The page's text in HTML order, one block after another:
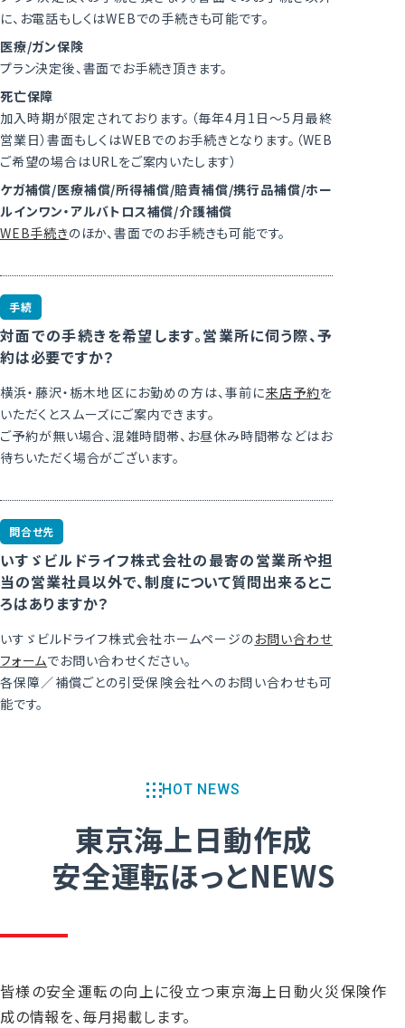
に、お電話もしくはWEBでの手続きも可能です。
医療/ガン保険
プラン決定後、書面でお手続き頂きます。
死亡保障
加入時期が限定されております。（毎年4月1日～5月最終
営業日）書面もしくはWEBでのお手続きとなります。（WEB
ご希望の場合はURLをご案内いたします）
ケガ補償/医療補償/所得補償/賠責補償/携行品補償/ホー
ルインワン・アルバトロス補償/介護補償
WEB手続きのほか、書面でのお手続きも可能です。
手続
対面での手続きを希望します。営業所に伺う際、予
約は必要ですか？
横浜・藤沢・栃木地区にお勤めの方は、事前に来店予約を
いただくとスムーズにご案内できます。
ご予約が無い場合、混雑時間帯、お昼休み時間帯などはお
待ちいただく場合がございます。
問合せ先
いすゞビルドライフ株式会社の最寄の営業所や担
当の営業社員以外で、制度について質問出来るとこ
ろはありますか？
いすゞビルドライフ株式会社ホームページの お問い合わせ
フォームでお問い合わせください。
各保障／補償ごとの引受保険会社へのお問い合わせも可
能です。
HOT NEWS
東京海上日動作成
安全運転ほっとNEWS
皆様の安全運転の向上に役立つ東京海上日動火災保険作
成の情報を、毎月掲載します。